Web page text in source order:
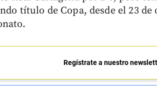
título de Copa, desde el 23
Regístrate a nuestro